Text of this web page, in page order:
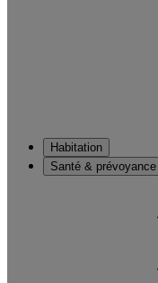
Habitation
Santé & prévoyance